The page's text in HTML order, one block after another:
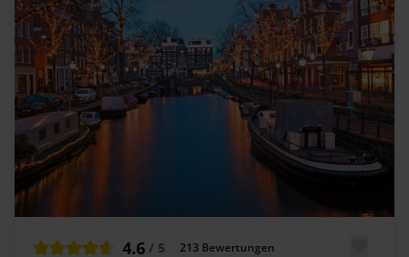
4.6 / 5 213 Bewertungen